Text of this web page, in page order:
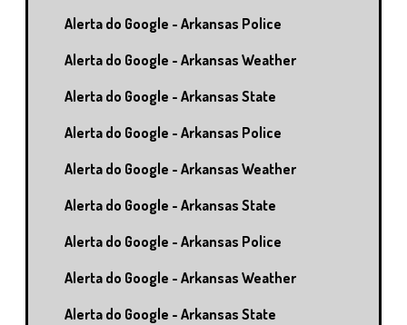
Alerta do Google - Arkansas Police
Alerta do Google - Arkansas Weather
Alerta do Google - Arkansas State
Alerta do Google - Arkansas Police
Alerta do Google - Arkansas Weather
Alerta do Google - Arkansas State
Alerta do Google - Arkansas Police
Alerta do Google - Arkansas Weather
Alerta do Google - Arkansas State